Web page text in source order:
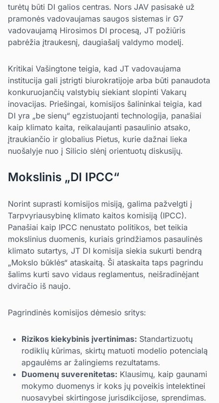
turėtų būti DI galios centras. Nors JAV pasisakė už
pramonės vadovaujamas saugos sistemas ir G7
vadovaujamą Hirosimos DI procesą, JT požiūris
pabrėžia įtraukesnį, daugiašalį valdymo modelį.
Kritikai Vašingtone teigia, kad JT vadovaujama
institucija gali įstrigti biurokratijoje arba būti panaudota
konkuruojančių valstybių siekiant slopinti Vakarų
inovacijas. Priešingai, komisijos šalininkai teigia, kad
DI yra „be sienų“ egzistuojanti technologija, panašiai
kaip klimato kaita, reikalaujanti pasaulinio atsako,
įtraukiančio ir globalius Pietus, kurie dažnai lieka
nuošalyje nuo į Silicio slėnį orientuotų diskusijų.
Mokslinis „DI IPCC“
Norint suprasti komisijos misiją, galima pažvelgti į
Tarpvyriausybinę klimato kaitos komisiją (IPCC).
Panašiai kaip IPCC nenustato politikos, bet teikia
mokslinius duomenis, kuriais grindžiamos pasaulinės
klimato sutartys, JT DI komisija siekia sukurti bendrą
„Mokslo būklės“ ataskaitą. Ši ataskaita taps pagrindu
šalims kurti savo vidaus reglamentus, neišradinėjant
dviračio iš naujo.
Pagrindinės komisijos dėmesio sritys:
Rizikos kiekybinis įvertinimas: Standartizuotų
rodiklių kūrimas, skirtų matuoti modelio potencialą
apgaulėms ar žalingiems rezultatams.
Duomenų suverenitetas: Klausimų, kaip gaunami
mokymo duomenys ir koks jų poveikis intelektinei
nuosavybei skirtingose jurisdikcijose, sprendimas.